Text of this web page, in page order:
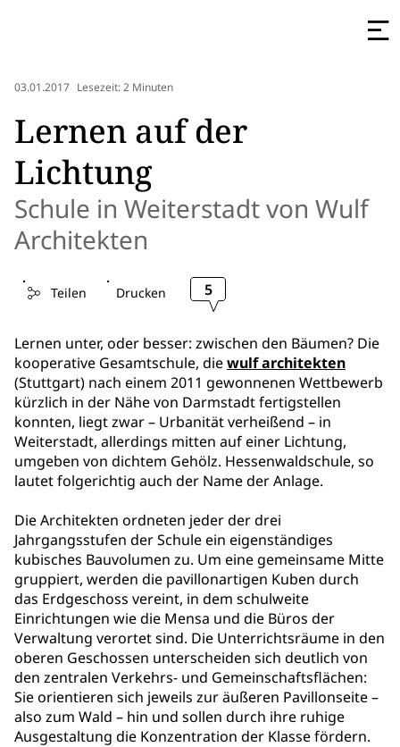
03.01.2017 Lesezeit: 2 Minuten
Lernen auf der
Lichtung
Schule in Weiterstadt von Wulf
Architekten
Teilen Drucken 5
Lernen unter, oder besser: zwischen den Bäumen? Die
kooperative Gesamtschule, diewulf architekten
(Stuttgart) nach einem 2011 gewonnenen Wettbewerb
kürzlich in der Nähe von Darmstadt fertigstellen
konnten, liegt zwar – Urbanität verheißend – in
Weiterstadt, allerdings mitten auf einer Lichtung,
umgeben von dichtem Gehölz. Hessenwaldschule, so
lautet folgerichtig auch der Name der Anlage.
Die Architekten ordneten jeder der drei
Jahrgangsstufen der Schule ein eigenständiges
kubisches Bauvolumen zu. Um eine gemeinsame Mitte
gruppiert, werden die pavillonartigen Kuben durch
das Erdgeschoss vereint, in dem schulweite
Einrichtungen wie die Mensa und die Büros der
Verwaltung verortet sind. Die Unterrichtsräume in den
oberen Geschossen unterscheiden sich deutlich von
den zentralen Verkehrs- und Gemeinschaftsflächen:
Sie orientieren sich jeweils zur äußeren Pavillonseite –
also zum Wald – hin und sollen durch ihre ruhige
Ausgestaltung die Konzentration der Klasse fördern.